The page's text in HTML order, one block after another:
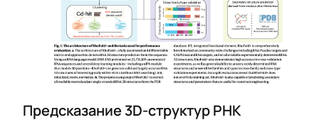
Предсказание 3D-структур РНК